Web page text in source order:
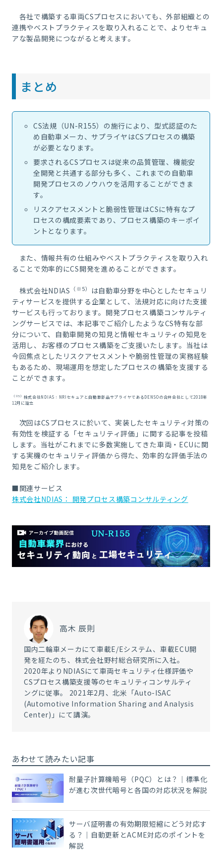
各社で構築する車両CSプロセスにおいても、外部組織との
連携やベストプラクティスを取り入れることで、よりセキュ
アな製品開発につながると考えます。
まとめ
CS法規（UN-R155）の施行により、型式認証のた
め自動車メーカ、サプライヤはCSプロセスの構築
が必要となります。
要求されるCSプロセスは従来の品質管理、機能安
全開発と共通する部分も多く、これまでの自動車
開発プロセスのノウハウを活用することができま
す。
リスクアセスメントと脆弱性管理はCSに特有なプ
ロセスの構成要素であり、プロセス構築のキーポイ
ントとなります。
また、情報共有の仕組みやベストプラクティスを取り入れ
ることで効率的にCS開発を進めることができます。
株式会社NDIAS （※5）
は自動車分野を中心としたセキュリ
ティサービスを提供する企業として、法規対応に向けた支援
サービスも行っております。開発プロセス構築コンサルティ
ングサービスでは、本記事でご紹介したようなCS特有な部
分について、自動車開発の知見と情報セキュリティの知見を
活用し、お客様のプロセス構築をご支援いたします。当社は
今回焦点としたリスクアセスメントや脆弱性管理の実務経験
もあるため、現場運用を想定したプロセスの構築を支援する
ことができます。
（※5） 株式会社NDIAS：NRIセキュアと自動車部品サプライヤであるDENSOの合弁会社として2018年
12月に設立
次回はCSプロセスに於いて、実装したセキュリティ対策の
有効性を検証する「セキュリティ評価」に関する記事を投稿
します。当社がこれまでに多数実施してきた車両・ECUに関
する実機のセキュリティ評価から得た、効率的な評価手法の
知見をご紹介します。
■関連サービス
株式会社NDIAS： 開発プロセス構築コンサルティング
高木 辰則
国内二輪車メーカにて車載E/Eシステム、車載ECU開
発を経たのち、株式会社野村総合研究所に入社。
2020年よりNDIASにて車両セキュリティ仕様評価や
CSプロセス構築支援等のセキュリティコンサルティ
ングに従事。 2021年2月、北米「Auto-ISAC
(Automotive Information Sharing and Analysis
Center)」にて講演。
あわせて読みたい記事
耐量子計算機暗号（PQC）とは？｜標準化
が進む次世代暗号と各国の対応状況を解説
サーバ証明書の有効期限短縮にどう対応す
る？｜自動更新とACME対応のポイントを
解説